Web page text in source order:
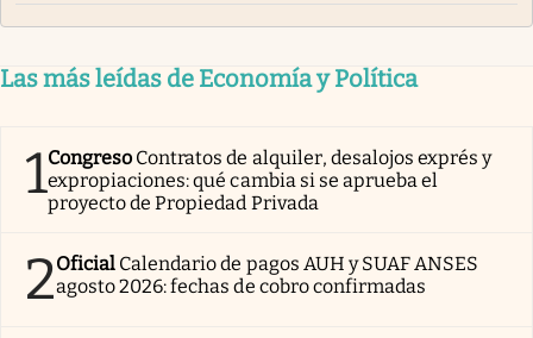
Las más leídas de Economía y Política
1Congreso Contratos de alquiler, desalojos exprés y
expropiaciones: qué cambia si se aprueba el
proyecto de Propiedad Privada
2Oficial Calendario de pagos AUH y SUAF ANSES
agosto 2026: fechas de cobro confirmadas